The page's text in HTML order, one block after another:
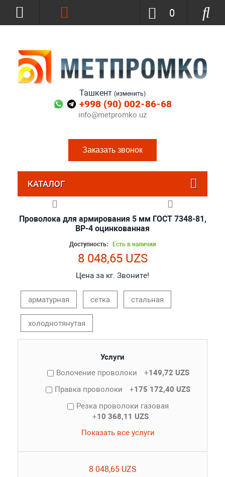
Ташкент (изменить)
+998 (90) 002-86-68
info@metpromko.uz
Заказать звонок
0
КАТАЛОГ
Проволока для армирования 5 мм ГОСТ 7348-81,
ВР-4 оцинкованная
Доступность: Есть в наличии
8 048,65 UZS
Цена за кг. Звоните!
арматурная сетка стальная
холоднотянутая
Услуги
Волочение проволоки
+149,72 UZS
Правка проволоки
+175 172,40 UZS
Резка проволоки газовая
+10 368,11 UZS
Показать все услуги
8 048,65 UZS